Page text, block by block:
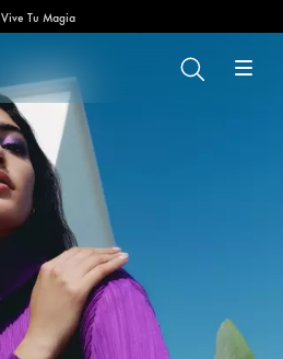
Vive Tu Magia